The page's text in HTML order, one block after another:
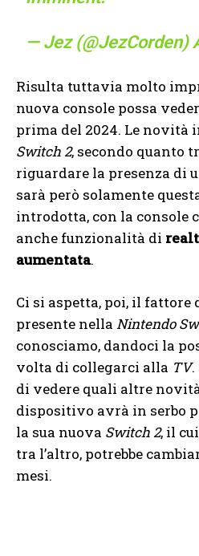
— Jez (@JezCorden)
Risulta tuttavia molto
nuova console possa
prima del 2024. Le novità
Switch 2, secondo quanto
riguardare la presenza di
sarà però solamente
introdotta, con la console
anche funzionalità di
aumentata.
Ci si aspetta, poi, il fattore
presente nella Nintendo
conosciamo, dandoci la
volta di collegarci alla TV
di vedere quali altre
dispositivo avrà in serbo
la sua nuova Switch 2, il
tra l’altro, potrebbe
mesi.